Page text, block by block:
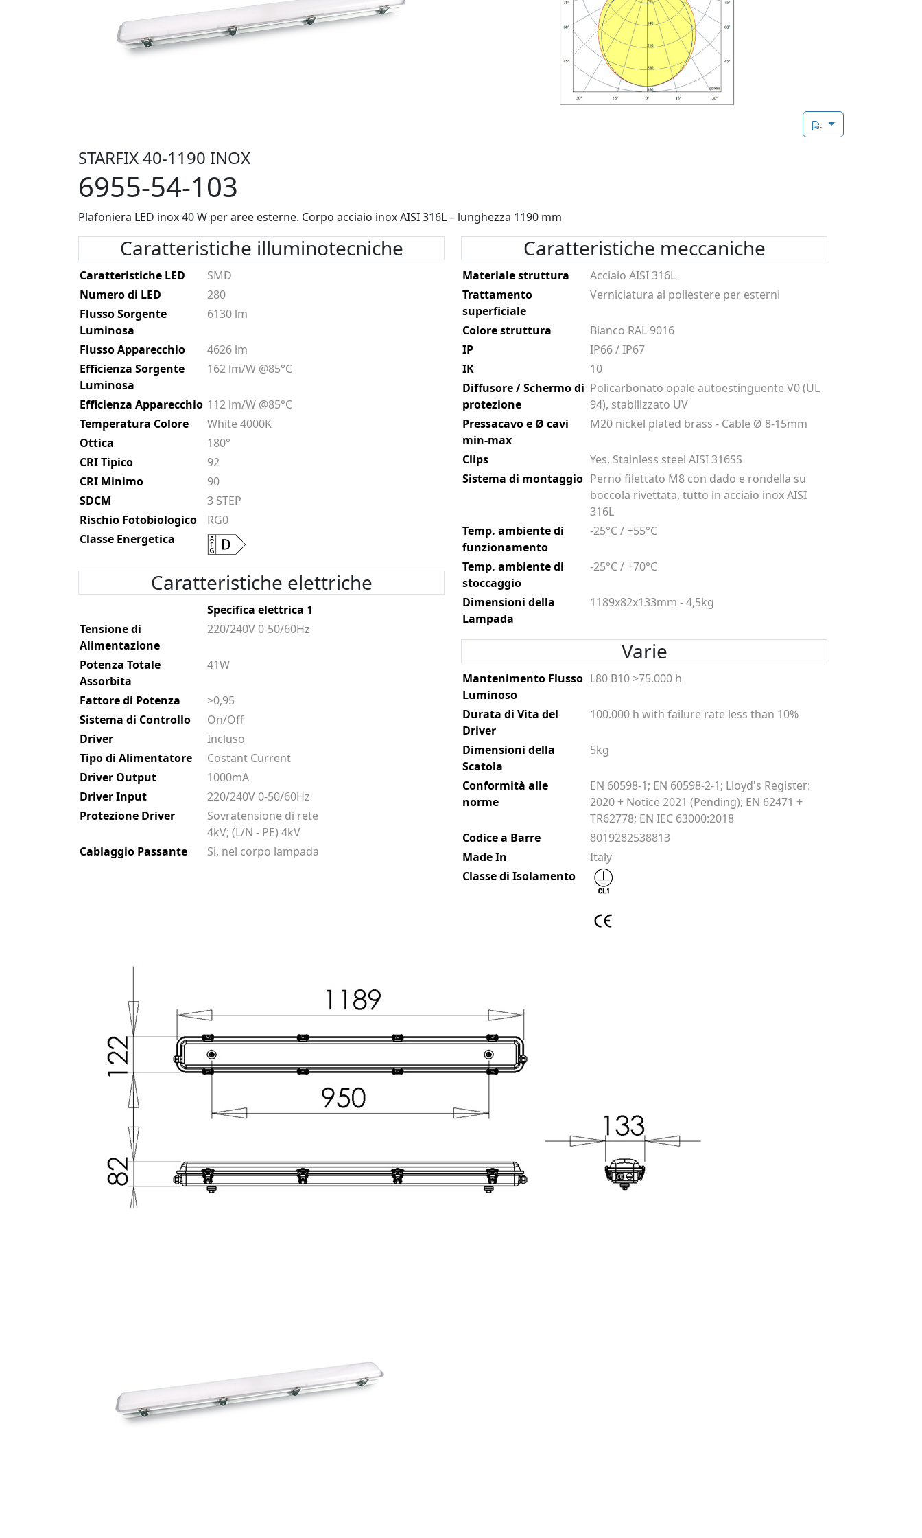
STARFIX 40-1190 INOX
6955-54-103
Plafoniera LED inox 40 W per aree esterne. Corpo acciaio inox AISI 316L – lunghezza 1190 mm
Caratteristiche illuminotecniche
Caratteristiche LED
SMD
Numero di LED
280
Flusso Sorgente
Luminosa
6130 lm
Flusso Apparecchio
4626 lm
Efficienza Sorgente
Luminosa
162 lm/W @85°C
Efficienza Apparecchio 112 lm/W @85°C
Temperatura Colore
White 4000K
Ottica
180°
CRI Tipico
92
CRI Minimo
90
SDCM
3 STEP
Rischio Fotobiologico
RG0
Classe Energetica
Caratteristiche elettriche
Specifica elettrica 1
Tensione di
Alimentazione
220/240V 0-50/60Hz
Potenza Totale
Assorbita
41W
Fattore di Potenza
>0,95
Sistema di Controllo
On/Off
Driver
Incluso
Tipo di Alimentatore
Costant Current
Driver Output
1000mA
Driver Input
220/240V 0-50/60Hz
Protezione Driver
Sovratensione di rete
4kV; (L/N - PE) 4kV
Cablaggio Passante
Si, nel corpo lampada
Caratteristiche meccaniche
Materiale struttura
Acciaio AISI 316L
Trattamento
superficiale
Verniciatura al poliestere per esterni
Colore struttura
Bianco RAL 9016
IP
IP66 / IP67
IK
10
Diffusore / Schermo di
protezione
Policarbonato opale autoestinguente V0 (UL
94), stabilizzato UV
Pressacavo e Ø cavi
min-max
M20 nickel plated brass - Cable Ø 8-15mm
Clips
Yes, Stainless steel AISI 316SS
Sistema di montaggio Perno filettato M8 con dado e rondella su
boccola rivettata, tutto in acciaio inox AISI
316L
Temp. ambiente di
funzionamento
-25°C / +55°C
Temp. ambiente di
stoccaggio
-25°C / +70°C
Dimensioni della
Lampada
1189x82x133mm - 4,5kg
Varie
Mantenimento Flusso
Luminoso
L80 B10 >75.000 h
Durata di Vita del
Driver
100.000 h with failure rate less than 10%
Dimensioni della
Scatola
5kg
Conformità alle
norme
EN 60598-1; EN 60598-2-1; Lloyd's Register:
2020 + Notice 2021 (Pending); EN 62471 +
TR62778; EN IEC 63000:2018
Codice a Barre
8019282538813
Made In
Italy
Classe di Isolamento